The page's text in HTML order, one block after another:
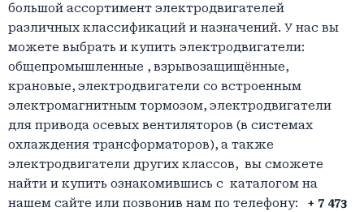
большой ассортимент электродвигателей
различных классификаций и назначений. У нас вы
можете выбрать и купить электродвигатели:
общепромышленные , взрывозащищённые,
крановые, электродвигатели со встроенным
электромагнитным тормозом, электродвигатели
для привода осевых вентиляторов (в системах
охлаждения трансформаторов), а также
электродвигатели других классов, вы сможете
найти и купить ознакомившись с каталогом на
нашем сайте или позвонив нам по телефону: + 7 473